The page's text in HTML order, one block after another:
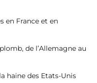
en France et en
de l’Allemagne au
haine des Etats-Unis